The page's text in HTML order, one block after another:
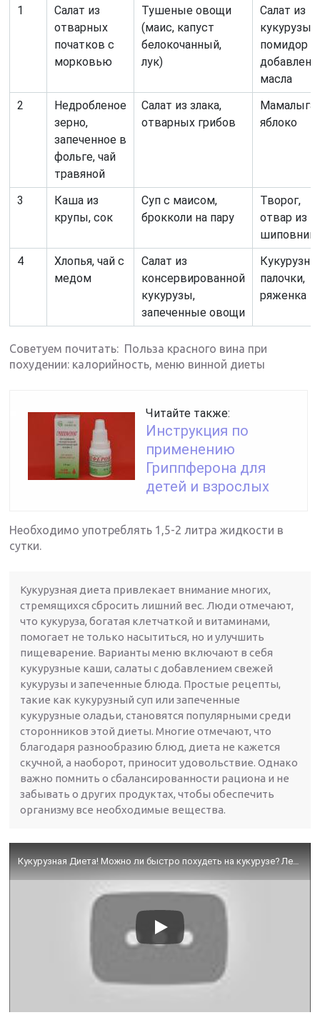
1
Салат из
отварных
початков с
морковью
Тушеные овощи
(маис, капуст
белокочанный,
лук)
Салат из
кукурузы,
помидор с
масла
2
Недробленое
зерно,
запеченное в
фольге, чай
травяной
Салат из злака,
отварных грибов
Мамалыга,
яблоко
3
Каша из
крупы, сок
Суп с маисом,
брокколи на пару
Творог,
отвар из
4
Хлопья, чай с
медом
Салат из
консервированной
кукурузы,
запеченные овощи
палочки,
ряженка
Советуем почитать: Польза красного вина при
похудении: калорийность, меню винной диеты
Читайте также:
Инструкция по
применению
Гриппферона для
детей и взрослых
Необходимо употреблять 1,5-2 литра жидкости в
сутки.
Кукурузная диета привлекает внимание многих,
стремящихся сбросить лишний вес. Люди отмечают,
что кукуруза, богатая клетчаткой и витаминами,
помогает не только насытиться, но и улучшить
пищеварение. Варианты меню включают в себя
кукурузные каши, салаты с добавлением свежей
кукурузы и запеченные блюда. Простые рецепты,
такие как кукурузный суп или запеченные
кукурузные оладьи, становятся популярными среди
сторонников этой диеты. Многие отмечают, что
благодаря разнообразию блюд, диета не кажется
скучной, а наоборот, приносит удовольствие. Однако
важно помнить о сбалансированности рациона и не
забывать о других продуктах, чтобы обеспечить
организму все необходимые вещества.